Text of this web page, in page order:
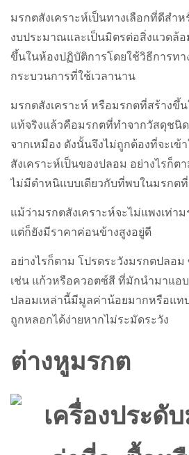
มรกตสังเคราะห์เป็นทางเลือกที่ดีสำ
งบประมาณและเป็นมิตรต่อสิ่งแวดล้อ
ขึ้นในห้องปฏิบัติการโดยใช้วิธีการทา
กระบวนการที่ใช้เวลานาน
มรกตสังเคราะห์ หรือมรกตที่สร้างขึ้
แท้จริงแล้วคือมรกตที่ทำจากวัสดุชนิ
จากเหมือง ดังนั้นจึงไม่ถูกต้องที่จะเข้
สังเคราะห์เป็นของปลอม อย่างไรก็ต
ไม่มีตำหนิแบบเดียวกับที่พบในมรกตที่
แม้ว่ามรกตสังเคราะห์จะไม่แพงเท่า
แต่ก็ยังมีราคาค่อนข้างสูงอยู่ดี
อย่างไรก็ตาม โปรดระวังมรกตปลอ
เช่น แก้วหรือควอตซ์สี ที่มักนำมาแอ
ปลอมเหล่านี้มีมูลค่าน้อยมากหรือแท
ถูกหลอกได้ง่ายหากไม่ระมัดระวัง
ต่างหูมรกต